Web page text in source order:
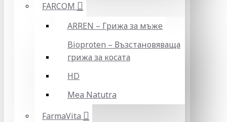
FARCOM
ARREN – Грижа за мъже
Bioproten – Възстановяваща
грижа за косата
HD
Mea Natutra
FarmaVita